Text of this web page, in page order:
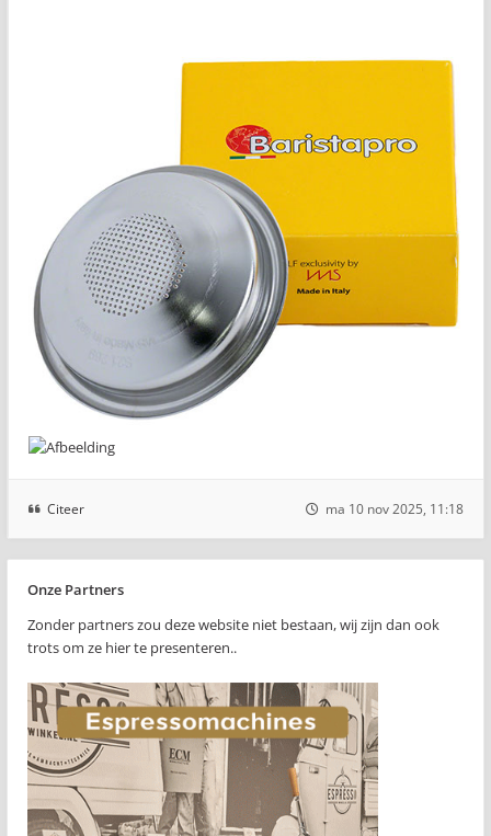
Citeer ma 10 nov 2025, 11:18
Onze Partners
Zonder partners zou deze website niet bestaan, wij zijn dan ook
trots om ze hier te presenteren..